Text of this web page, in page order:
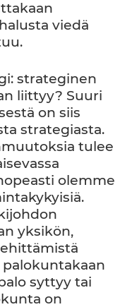
viedä
strateginen
liittyy? Suuri
on siis
strategiasta.
tulee
olemme
yksikön,
palokuntakaan
syttyy tai
on